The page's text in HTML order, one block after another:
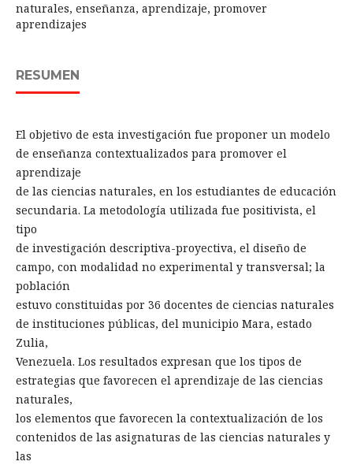
naturales, enseñanza, aprendizaje, promover
aprendizajes
RESUMEN
El objetivo de esta investigación fue proponer un modelo
de enseñanza contextualizados para promover el
aprendizaje
de las ciencias naturales, en los estudiantes de educación
secundaria. La metodología utilizada fue positivista, el
tipo
de investigación descriptiva-proyectiva, el diseño de
campo, con modalidad no experimental y transversal; la
población
estuvo constituidas por 36 docentes de ciencias naturales
de instituciones públicas, del municipio Mara, estado
Zulia,
Venezuela. Los resultados expresan que los tipos de
estrategias que favorecen el aprendizaje de las ciencias
naturales,
los elementos que favorecen la contextualización de los
contenidos de las asignaturas de las ciencias naturales y
las